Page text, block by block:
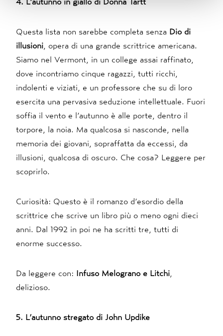
Questa lista non sarebbe completa senza Dio di
illusioni , opera di una grande scrittrice americana.
Siamo nel Vermont, in un college assai raffinato,
dove incontriamo cinque ragazzi, tutti ricchi,
indolenti e viziati, e un professore che su di loro
esercita una pervasiva seduzione intellettuale. Fuori
soffia il vento e l’autunno è alle porte, dentro il
torpore, la noia. Ma qualcosa si nasconde, nella
memoria dei giovani, sopraffatta da eccessi, da
illusioni, qualcosa di oscuro. Che cosa? Leggere per
scoprirlo.
Curiosità: Questo è il romanzo d’esordio della
scrittrice che scrive un libro più o meno ogni dieci
anni. Dal 1992 in poi ne ha scritti tre, tutti di
enorme successo.
Da leggere con: Infuso Melograno e Litchi
delizioso.
5. L’autunno stregato di John Updike